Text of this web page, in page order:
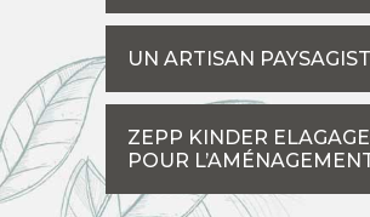
UN ARTISAN
ZEPP KINDER
POUR